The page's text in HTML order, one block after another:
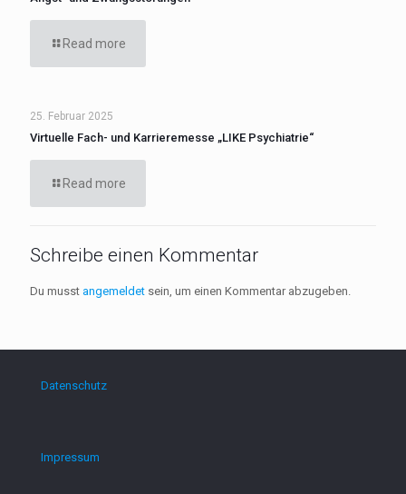
Read more
25. Februar 2025
Virtuelle Fach- und Karrieremesse „LIKE Psychiatrie“
Read more
Schreibe einen Kommentar
Du musst angemeldet sein, um einen Kommentar abzugeben.
Datenschutz
Impressum